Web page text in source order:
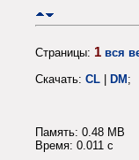
Страницы: 1 вся
Скачать: CL DM ;
Память: 0.48 MB
Время: 0.011 c